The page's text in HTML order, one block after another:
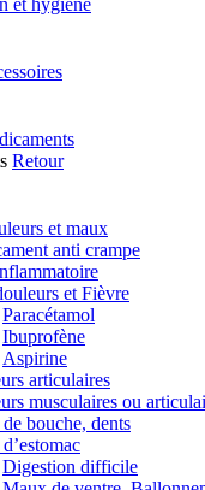
et hygiène
Retour
et maux
anti crampe
et Fièvre
Paracétamol
Ibuprofène
Aspirine
articulaires
musculaires ou
bouche, dents
Digestion difficile